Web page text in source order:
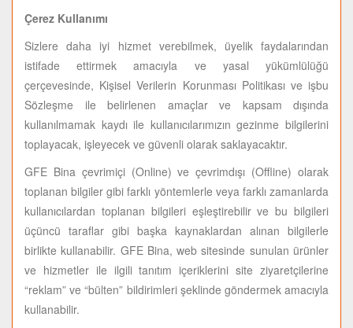
Çerez Kullanımı
Sizlere daha iyi hizmet verebilmek, üyelik faydalarından
istifade ettirmek amacıyla ve yasal yükümlülüğü
çerçevesinde, Kişisel Verilerin Korunması Politikası ve işbu
Sözleşme ile belirlenen amaçlar ve kapsam dışında
kullanılmamak kaydı ile kullanıcılarımızın gezinme bilgilerini
toplayacak, işleyecek ve güvenli olarak saklayacaktır.
GFE Bina çevrimiçi (Online) ve çevrimdışı (Offline) olarak
toplanan bilgiler gibi farklı yöntemlerle veya farklı zamanlarda
kullanıcılardan toplanan bilgileri eşleştirebilir ve bu bilgileri
üçüncü taraflar gibi başka kaynaklardan alınan bilgilerle
birlikte kullanabilir. GFE Bina, web sitesinde sunulan ürünler
ve hizmetler ile ilgili tanıtım içeriklerini site ziyaretçilerine
“reklam” ve “bülten” bildirimleri şeklinde göndermek amacıyla
kullanabilir.